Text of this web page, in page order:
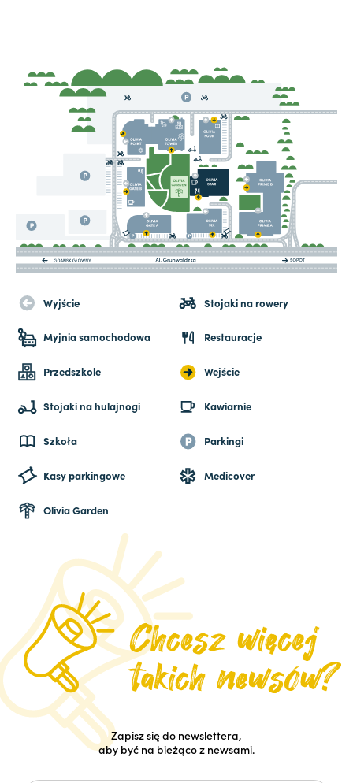
Wyjście Stojaki na rowery
Myjnia samochodowa Restauracje
Przedszkole Wejście
Stojaki na hulajnogi Kawiarnie
Szkoła Parkingi
Kasy parkingowe Medicover
Olivia Garden
Zapisz się do newslettera,
aby być na bieżąco z newsami.